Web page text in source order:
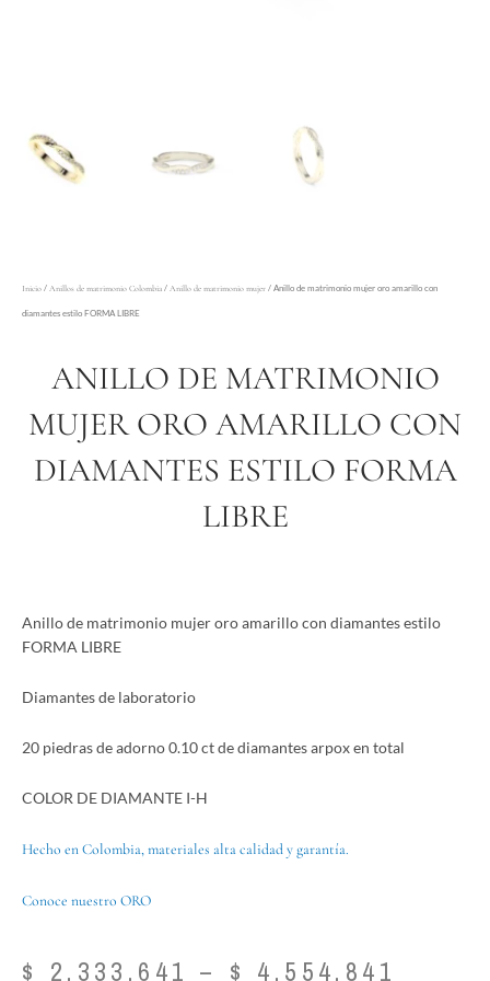
Inicio / Anillos de matrimonio Colombia / Anillo de matrimonio mujer / Anillo de matrimonio mujer oro amarillo con
diamantes estilo FORMA LIBRE
ANILLO DE MATRIMONIO
MUJER ORO AMARILLO CON
DIAMANTES ESTILO FORMA
LIBRE
Anillo de matrimonio mujer oro amarillo con diamantes estilo
FORMA LIBRE
Diamantes de laboratorio
20 piedras de adorno 0.10 ct de diamantes arpox en total
COLOR DE DIAMANTE I-H
Hecho en Colombia, materiales alta calidad y garantía.
Conoce nuestro ORO
$ 2.333.641 – $ 4.554.841